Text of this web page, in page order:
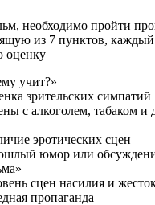
необходимо пройти
из 7 пунктов,
оценку
учит?»
зрительских симпатий
с алкоголем, табаком и
эротических сцен
юмор или
сцен насилия и
пропаганда